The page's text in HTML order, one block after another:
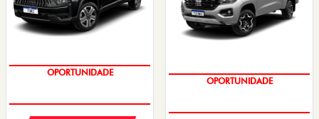
OPORTUNIDADE
OPORTUNIDADE